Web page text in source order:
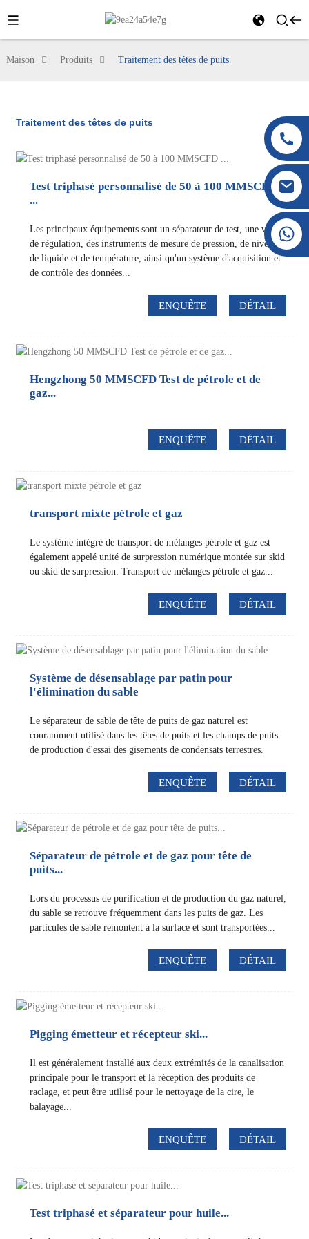
+86 177 8117 4421
+86 138 8076 0589
Maison Produits Traitement des têtes de puits
Traitement des têtes de puits
Test triphasé personnalisé de 50 à 100 MMSCFD
...
Les principaux équipements sont un séparateur de test, une vanne
de régulation, des instruments de mesure de pression, de niveau
de liquide et de température, ainsi qu'un système d'acquisition et
de contrôle des données...
ENQUÊTE DÉTAIL
Hengzhong 50 MMSCFD Test de pétrole et de
gaz...
ENQUÊTE DÉTAIL
transport mixte pétrole et gaz
Le système intégré de transport de mélanges pétrole et gaz est
également appelé unité de surpression numérique montée sur skid
ou skid de surpression. Transport de mélanges pétrole et gaz...
ENQUÊTE DÉTAIL
Système de désensablage par patin pour
l'élimination du sable
Le séparateur de sable de tête de puits de gaz naturel est
couramment utilisé dans les têtes de puits et les champs de puits
de production d'essai des gisements de condensats terrestres.
ENQUÊTE DÉTAIL
Séparateur de pétrole et de gaz pour tête de
puits...
Lors du processus de purification et de production du gaz naturel,
du sable se retrouve fréquemment dans les puits de gaz. Les
particules de sable remontent à la surface et sont transportées...
ENQUÊTE DÉTAIL
Pigging émetteur et récepteur ski...
Il est généralement installé aux deux extrémités de la canalisation
principale pour le transport et la réception des produits de
raclage, et peut être utilisé pour le nettoyage de la cire, le
balayage...
ENQUÊTE DÉTAIL
Test triphasé et séparateur pour huile...